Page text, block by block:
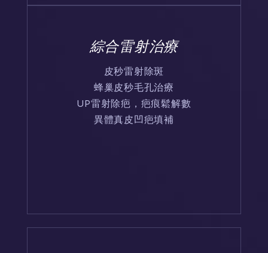
綜合雷射治療
皮秒雷射除斑
蜂巢皮秒毛孔治療
UP雷射除疤，疤痕鬆解數
異體真皮凹疤填補